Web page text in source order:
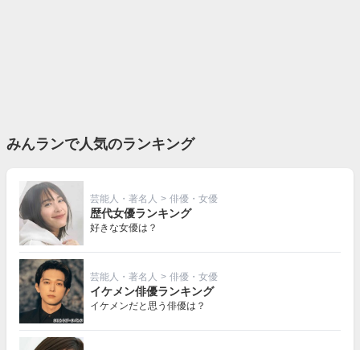
みんランで人気のランキング
芸能人・著名人 > 俳優・女優
歴代女優ランキング
好きな女優は？
芸能人・著名人 > 俳優・女優
イケメン俳優ランキング
イケメンだと思う俳優は？